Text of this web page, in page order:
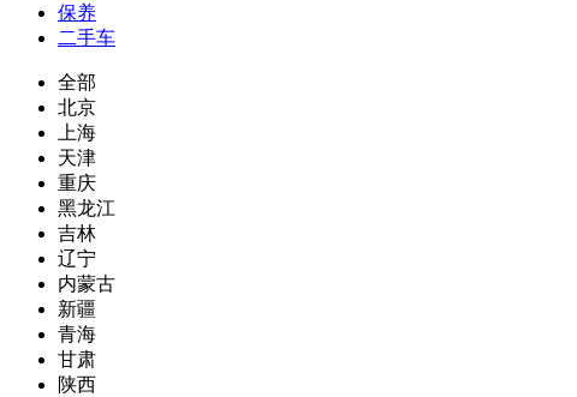
保养
二手车
全部
北京
上海
天津
重庆
黑龙江
吉林
辽宁
内蒙古
新疆
青海
甘肃
陕西